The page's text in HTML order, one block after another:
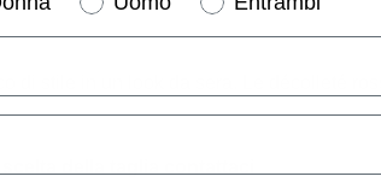
di stile in un look da sera. Le décolleté
della taglia contattaci